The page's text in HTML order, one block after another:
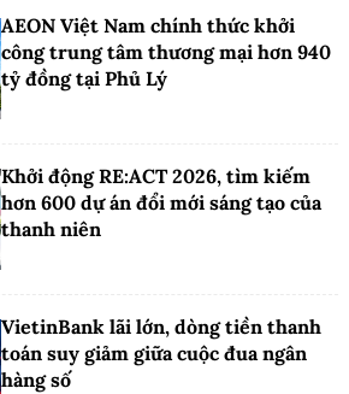
AEON Việt Nam chính thức khởi
công trung tâm thương mại hơn 940
tỷ đồng tại Phủ Lý
Khởi động RE:ACT 2026, tìm kiếm
hơn 600 dự án đổi mới sáng tạo của
thanh niên
VietinBank lãi lớn, dòng tiền thanh
toán suy giảm giữa cuộc đua ngân
hàng số